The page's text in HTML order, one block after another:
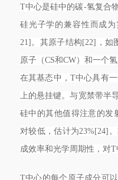
T中心是硅中的碳-氢复合
硅光子学的兼容性而成
21]。其原子结构[22]，如
原子（CS和CW）和一个
在其基态中，T中心具有
上的悬挂键。与宽禁带半
硅中的其他值得注意的发
对较低，估计为23%[24]
成效率和光学周期性，对T
T中心的每个原子成分可